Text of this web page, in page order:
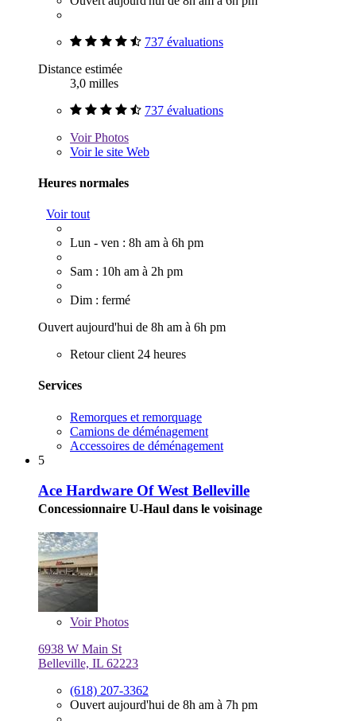
737 évaluations
Distance estimée
3,0 milles
737 évaluations
VoirPhotos
Voir le site Web
Heures normales
Voir tout
Lun - ven : 8h am à 6h pm
Sam : 10h am à 2h pm
Dim : fermé
Ouvert aujourd'hui de 8h am à 6h pm
Retour client 24 heures
Services
Remorques et remorquage
Camions de déménagement
Accessoires de déménagement
5
Ace Hardware Of West Belleville
Concessionnaire U-Haul dans le voisinage
VoirPhotos
6938 W Main St
Belleville, IL 62223
(618) 207-3362
Ouvert aujourd'hui de 8h am à 7h pm